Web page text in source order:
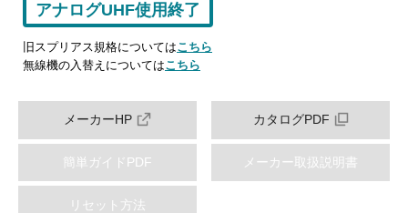
アナログUHF使用終了
旧スプリアス規格についてはこちら
無線機の入替えについてはこちら
メーカーHP カタログPDF
簡単ガイドPDF メーカー取扱説明書
リセット方法